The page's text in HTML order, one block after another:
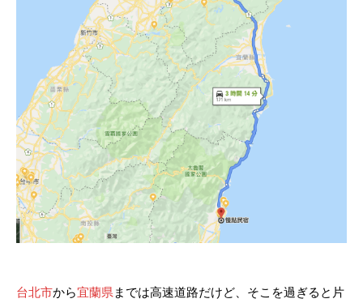
台北市から宜蘭県 までは高速道路だけど、そこを過ぎると片